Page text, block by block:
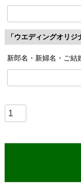
「ウエディングオリ
新郎名・新婦名・ご結